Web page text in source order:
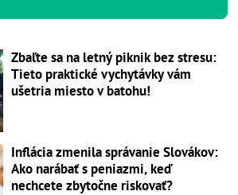
Zbaľte sa na letný piknik bez stresu:
Tieto praktické vychytávky vám
ušetria miesto v batohu!
Inflácia zmenila správanie Slovákov:
Ako narábať s peniazmi, keď
nechcete zbytočne riskovať?